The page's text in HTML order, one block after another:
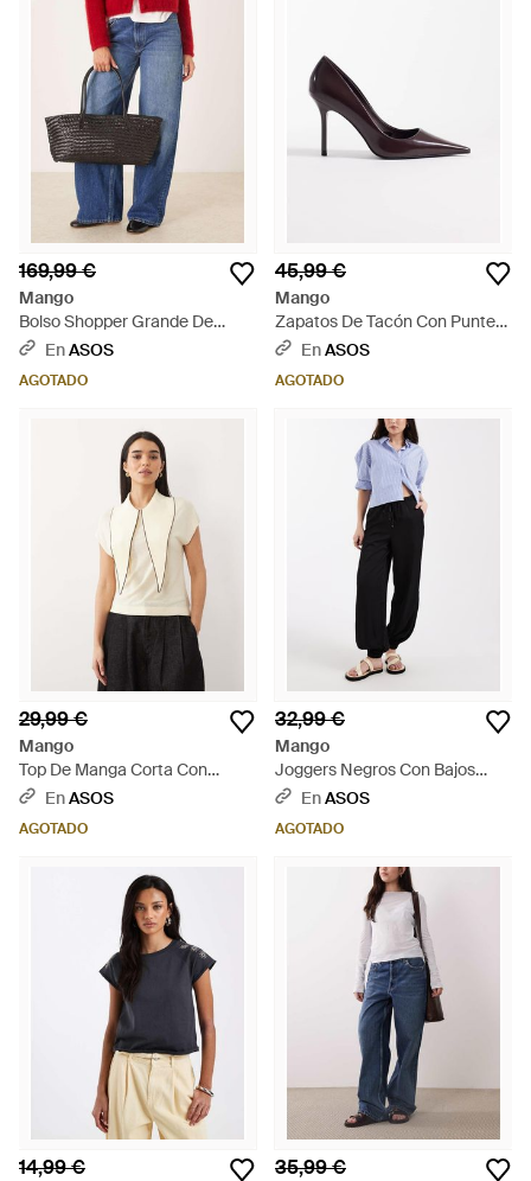
169,99 €
Mango
Bolso Shopper Grande De
Cuero De - Azul
EnASOS
AGOTADO
45,99 €
Mango
Zapatos De Tacón Con Puntera
Fina De -Rojo - Multicolor
EnASOS
AGOTADO
29,99 €
Mango
Top De Manga Corta Con
Detalle De Lazada Y Ribetes
EnASOS
AGOTADO
32,99 €
Mango
Joggers Negros Con Bajos
Ajustados De Satén De Teen -
EnASOS
AGOTADO
14,99 € 35,99 €